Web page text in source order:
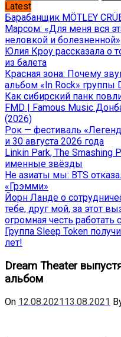
Latest
Барабанщик MÖTLEY
Марсом: «Для меня вся
неловкой и болезненной»
Юлия Кроу рассказала о
из балета
Красная зона: Почему
альбом «In Rock» группы
Как сибирский панк
FMD | Famous Music
(2026)
Рок — фестиваль
и 30 августа 2026 года
Linkin Park, The Smashing
именные звёзды
Не азиаты мы: BTS
«Грэмми»
Йорн Ланде о
тебе, друг мой, за этот
огромная честь работать
Группа Sleep Token
лет!
Dream Theater
альбом
On 12.08.2021 13.08.2021